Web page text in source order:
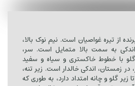
از تیره غواصیان است. نیم نوک بالا،
به سمت بالا متمایل است. سر،
با خطوط خاکستری و سیاه و سفید
اندکی خالدار است. زیر تنه،
گلو و چانه امتداد دارد، به طوری که